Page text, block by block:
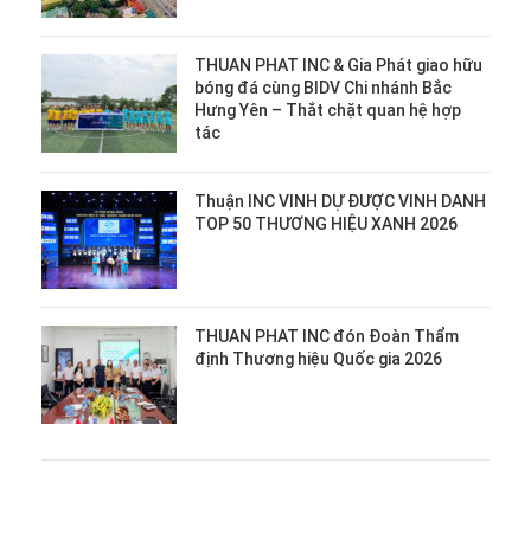
THUAN PHAT INC & Gia Phát giao hữu
bóng đá cùng BIDV Chi nhánh Bắc
Hưng Yên – Thắt chặt quan hệ hợp
tác
Thuận INC VINH DỰ ĐƯỢC VINH DANH
TOP 50 THƯƠNG HIỆU XANH 2026
THUAN PHAT INC đón Đoàn Thẩm
định Thương hiệu Quốc gia 2026